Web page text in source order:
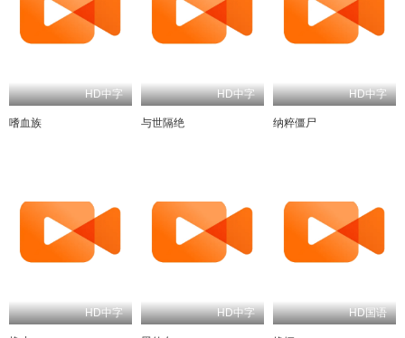
HD中字
嗜血族
HD中字
与世隔绝
HD中字
纳粹僵尸
HD中字 HD中字 HD国语